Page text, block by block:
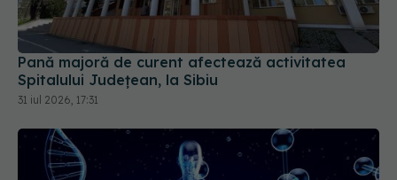
Pană majoră de curent afectează activitatea
Spitalului Județean, la Sibiu
31 iul 2026, 17:31